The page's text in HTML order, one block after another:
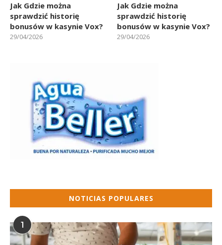
Jak Gdzie można
sprawdzić historię
bonusów w kasynie Vox?
29/04/2026
Jak Gdzie można
sprawdzić historię
bonusów w kasynie Vox?
29/04/2026
NOTICIAS POPULARES
1